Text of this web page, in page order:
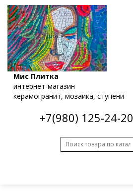
Мис Плитка
интернет-магазин
керамогранит, мозаика, ступени
+7(980) 125-24-20